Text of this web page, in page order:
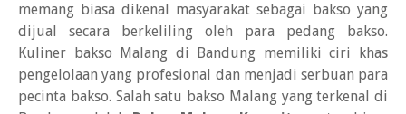
memang biasa dikenal masyarakat sebagai bakso yang
dijual secara berkeliling oleh para pedang bakso.
Kuliner bakso Malang di Bandung memiliki ciri khas
pengelolaan yang profesional dan menjadi serbuan para
pecinta bakso. Salah satu bakso Malang yang terkenal di